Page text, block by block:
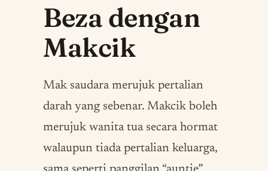
Beza dengan
Makcik
Mak saudara merujuk pertalian
darah yang sebenar. Makcik boleh
merujuk wanita tua secara hormat
walaupun tiada pertalian keluarga,